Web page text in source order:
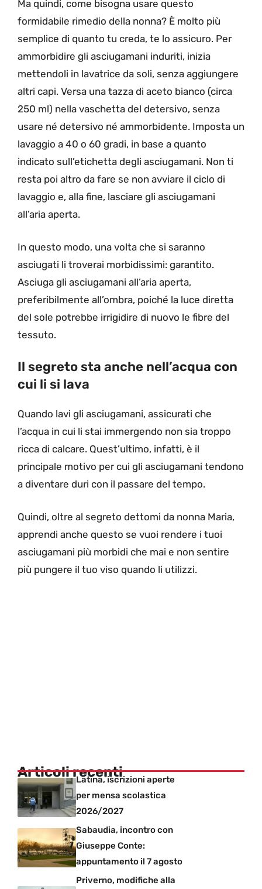
Ma quindi, come bisogna usare questo
formidabile rimedio della nonna? È molto più
semplice di quanto tu creda, te lo assicuro. Per
ammorbidire gli asciugamani induriti, inizia
mettendoli in lavatrice da soli, senza aggiungere
altri capi. Versa una tazza di aceto bianco (circa
250 ml) nella vaschetta del detersivo, senza
usare né detersivo né ammorbidente. Imposta un
lavaggio a 40 o 60 gradi, in base a quanto
indicato sull’etichetta degli asciugamani. Non ti
resta poi altro da fare se non avviare il ciclo di
lavaggio e, alla fine, lasciare gli asciugamani
all’aria aperta.
In questo modo, una volta che si saranno
asciugati li troverai morbidissimi: garantito.
Asciuga gli asciugamani all’aria aperta,
preferibilmente all’ombra, poiché la luce diretta
del sole potrebbe irrigidire di nuovo le fibre del
tessuto.
Il segreto sta anche nell’acqua con
cui li si lava
Quando lavi gli asciugamani, assicurati che
l’acqua in cui li stai immergendo non sia troppo
ricca di calcare. Quest’ultimo, infatti, è il
principale motivo per cui gli asciugamani tendono
a diventare duri con il passare del tempo.
Quindi, oltre al segreto dettomi da nonna Maria,
apprendi anche questo se vuoi rendere i tuoi
asciugamani più morbidi che mai e non sentire
più pungere il tuo viso quando li utilizzi.
Articoli recentiLatina, iscrizioni aperte
per mensa scolastica
2026/2027
Sabaudia, incontro con
Giuseppe Conte:
appuntamento il 7 agosto
Priverno, modifiche alla